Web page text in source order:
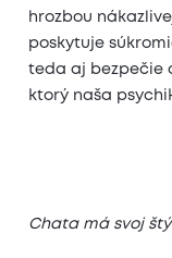
hrozbou
poskytuje
teda aj bezpečie
ktorý naša
Chata má svoj